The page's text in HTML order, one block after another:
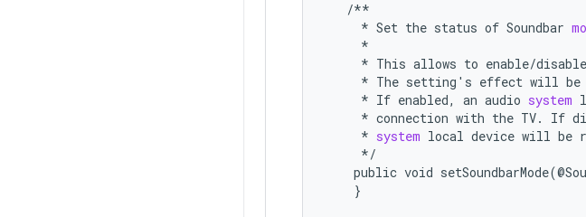
/**
* Set the status of Soundbar
*
* This allows to enable/disable
* The setting ' s effect will be
* If enabled, an audio system
* connection with the TV. If
* system local device will be
*/
public void setSoundbarMode(@
}